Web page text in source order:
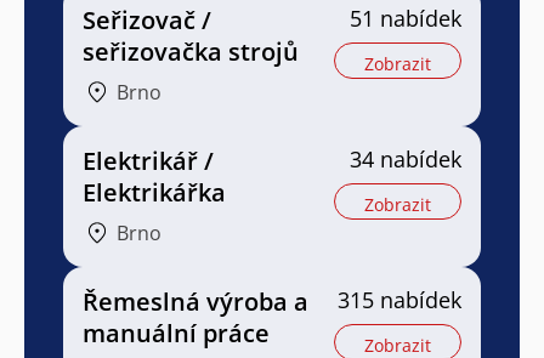
Seřizovač /
seřizovačka strojů
Brno
51 nabídek
Zobrazit
Elektrikář /
Elektrikářka
Brno
34 nabídek
Zobrazit
Řemeslná výroba a
manuální práce
315 nabídek
Zobrazit